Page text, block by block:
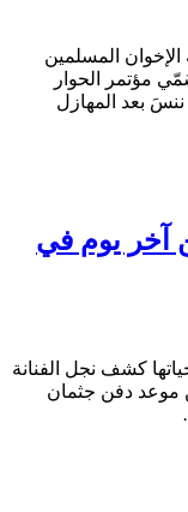
المسلمين
مؤتمر الحوار
بعد المهازل
آخر يوم في
كشف نجل الفنانة
موعد دفن جثمان